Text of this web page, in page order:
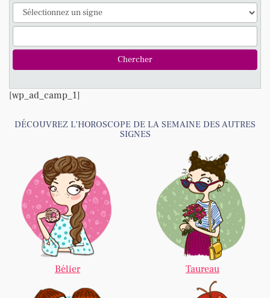
[wp_ad_camp_1]
DÉCOUVREZ L’HOROSCOPE DE LA SEMAINE DES AUTRES
SIGNES
Bélier Taureau